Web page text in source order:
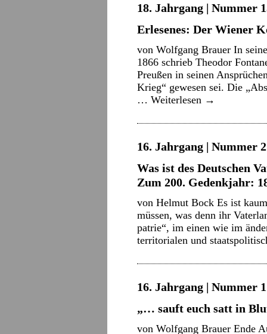
18. Jahrgang | Nummer
Erlesenes: Der Wiener
von Wolfgang Brauer In
1866 schrieb Theodor
Preußen in seinen
Krieg“ gewesen sei. Die
… Weiterlesen →
16. Jahrgang | Nummer
Was ist des Deutschen
Zum 200. Gedenkjahr:
von Helmut Bock Es ist
müssen, was denn ihr
patrie“, im einen wie im
territorialen und
16. Jahrgang | Nummer
„… sauft euch satt in
von Wolfgang Brauer Ende